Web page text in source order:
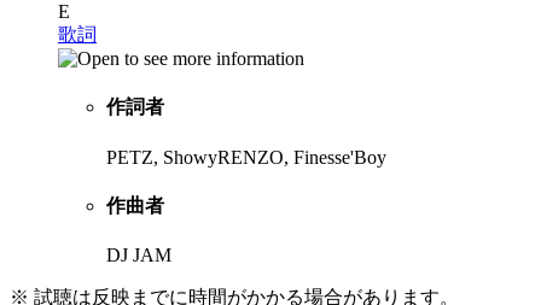
E
歌詞
作詞者
PETZ, ShowyRENZO, Finesse'Boy
作曲者
DJ JAM
※ 試聴は反映までに時間がかかる場合があります。